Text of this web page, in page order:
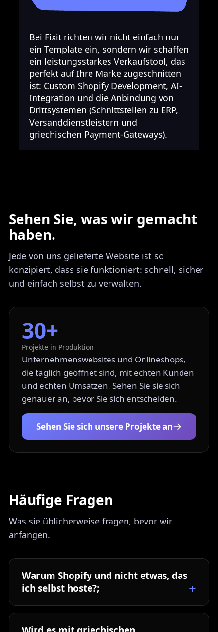
Bei Fixit richten wir nicht einfach nur
ein Template ein, sondern wir schaffen
ein leistungsstarkes Verkaufstool, das
perfekt auf Ihre Marke zugeschnitten
ist: Custom Shopify Development, AI-
Integration und die Anbindung von
Drittsystemen (Schnittstellen zu ERP,
Versanddienstleistern und
griechischen Payment-Gateways).
Sehen Sie, was wir gemacht
haben.
Jede von uns gelieferte Website ist so
konzipiert, dass sie funktioniert: schnell, sicher
und einfach selbst zu verwalten.
30+
Projekte in Produktion
Unternehmenswebsites und Onlineshops,
die täglich geöffnet sind, mit echten Kunden
und echten Umsätzen. Sehen Sie sie sich
genauer an, bevor Sie sich entscheiden.
Sehen Sie sich unsere Projekte an
Häufige Fragen
Was sie üblicherweise fragen, bevor wir
anfangen.
Warum Shopify und nicht etwas, das
ich selbst hoste?;